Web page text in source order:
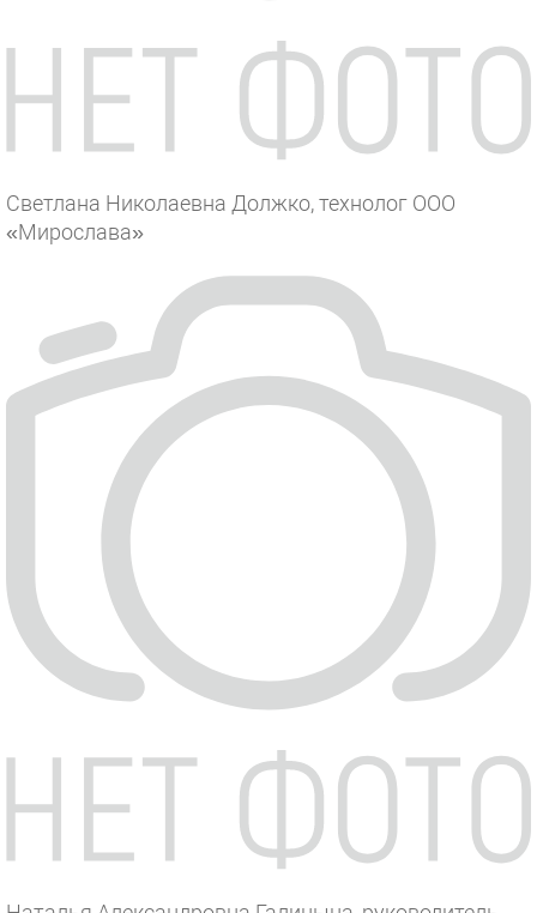
Светлана Николаевна Должко, технолог ООО
«Мирослава»